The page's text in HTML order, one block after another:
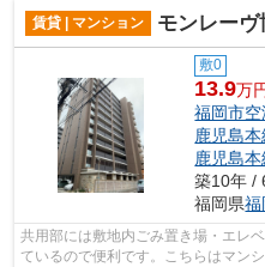
賃貸 | マンション モンレーヴ
敷0
13.9万
福岡市空
鹿児島本
鹿児島本
築10年 /
福岡県福
共用部には敷地内ごみ置き場・エレ
ているので便利です。こちらはマン